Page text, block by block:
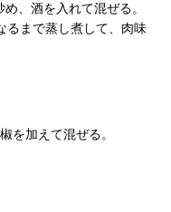
、酒を入れて混ぜる。
るまで蒸し煮して、肉味
を加えて混ぜる。